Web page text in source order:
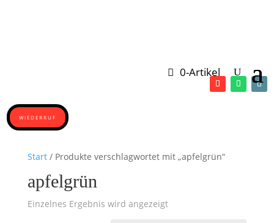
0-Artikel
WIEDERRUF
Start/ Produkte verschlagwortet mit „apfelgrün“
apfelgrün
Einzelnes Ergebnis wird angezeigt